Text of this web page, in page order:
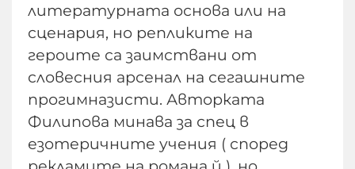
литературната основа или на
сценария, но репликите на
героите са заимствани от
словесния арсенал на сегашните
прогимназисти. Авторката
Филипова минава за спец в
езотеричните учения ( според